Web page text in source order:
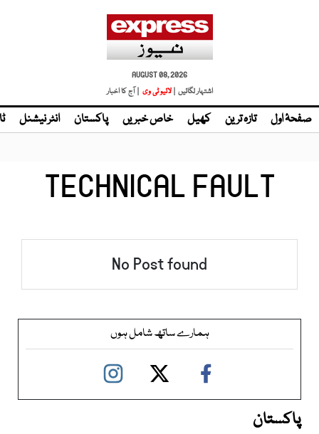
AUGUST 08, 2026
اشتہار لگائیں | لائیو ٹی وی | آج کا اخبار
صفحۂ اول تازہ ترین کھیل خاص خبریں پاکستان انٹر نیشنل
TECHNICAL FAULT
No Post found
ہمارے ساتھ شامل ہوں
پاکستان